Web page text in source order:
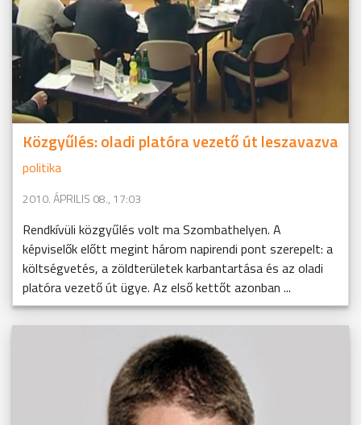
Közgyűlés: oladi platóra vezető út leszavazva
politika
2010. ÁPRILIS 08., 17:03
Rendkívüli közgyűlés volt ma Szombathelyen. A
képviselők előtt megint három napirendi pont szerepelt: a
költségvetés, a zöldterületek karbantartása és az oladi
platóra vezető út ügye. Az első kettőt azonban ...